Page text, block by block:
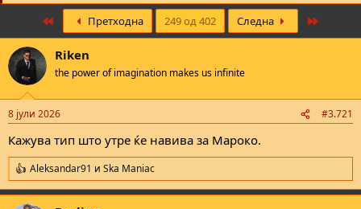
Претходна 249 од 402 Следна
Riken
the power of imagination makes us infinite
8 јули 2026 #3.721
Кажува тип што утре ќе навива за Мароко.
R
e
a
Aleksandar91 и Ska Maniac